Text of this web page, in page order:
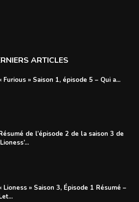
ARTICLES
Furious » Saison 1, épisode 5 – Qui a...
de l’épisode 2 de la saison 3 de
Lioness » Saison 3, Épisode 1 Résumé –